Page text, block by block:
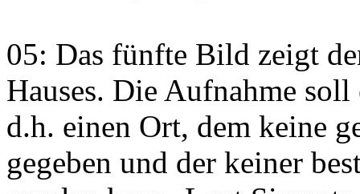
05: Das fünfte Bild zeigt
Hauses. Die Aufnahme
d.h. einen Ort, dem keine
gegeben und der keiner